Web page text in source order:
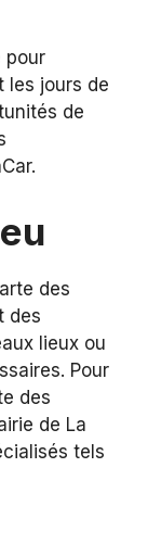
pour
les jours de
de
des
des
lieux ou
Pour
des
de La
tels